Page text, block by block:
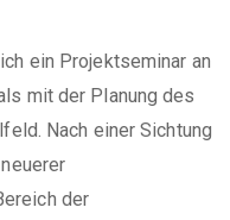
ein Projektseminar an
mit der Planung des
Nach einer Sichtung
der